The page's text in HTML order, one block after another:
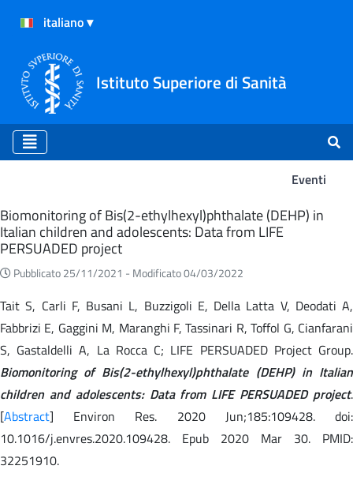
Istituto Superiore di Sanità
Eventi
Eventi
Biomonitoring of Bis(2-ethylhexyl)phthalate (DEHP) in
Italian children and adolescents: Data from LIFE
PERSUADED project
Pubblicato 25/11/2021 - Modificato 04/03/2022
Tait S, Carli F, Busani L, Buzzigoli E, Della Latta V, Deodati A,
Fabbrizi E, Gaggini M, Maranghi F, Tassinari R, Toffol G, Cianfarani
S, Gastaldelli A, La Rocca C; LIFE PERSUADED Project Group.
Biomonitoring of Bis(2-ethylhexyl)phthalate (DEHP) in Italian
children and adolescents: Data from LIFE PERSUADED project.
[Abstract] Environ Res. 2020 Jun;185:109428. doi:
10.1016/j.envres.2020.109428. Epub 2020 Mar 30. PMID:
32251910.